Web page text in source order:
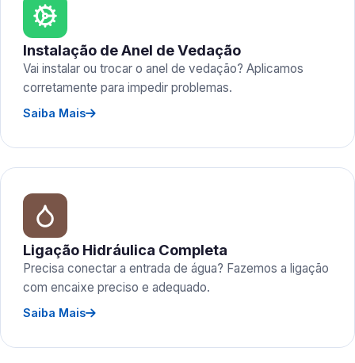
Instalação de Anel de Vedação
Vai instalar ou trocar o anel de vedação? Aplicamos
corretamente para impedir problemas.
Saiba Mais
Ligação Hidráulica Completa
Precisa conectar a entrada de água? Fazemos a ligação
com encaixe preciso e adequado.
Saiba Mais